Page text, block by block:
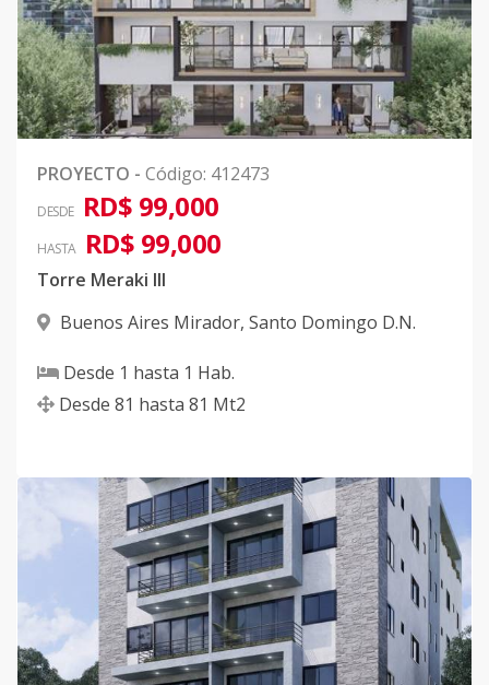
PROYECTO - Código: 412473
DESDE RD$ 99,000
HASTA RD$ 99,000
Torre Meraki III
Buenos Aires Mirador, Santo Domingo D.N.
Desde 1 hasta 1 Hab.
Desde 81 hasta 81 Mt2